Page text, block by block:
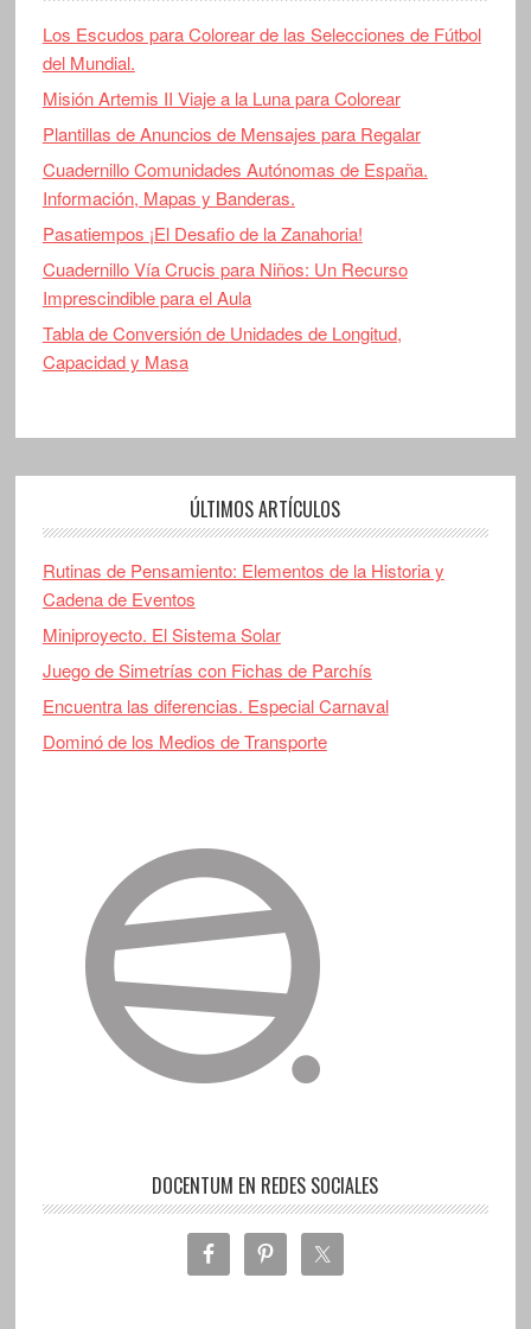
Los Escudos para Colorear de las Selecciones de Fútbol
del Mundial.
Misión Artemis II Viaje a la Luna para Colorear
Plantillas de Anuncios de Mensajes para Regalar
Cuadernillo Comunidades Autónomas de España.
Información, Mapas y Banderas.
Pasatiempos ¡El Desafio de la Zanahoria!
Cuadernillo Vía Crucis para Niños: Un Recurso
Imprescindible para el Aula
Tabla de Conversión de Unidades de Longitud,
Capacidad y Masa
ÚLTIMOS ARTÍCULOS
Rutinas de Pensamiento: Elementos de la Historia y
Cadena de Eventos
Miniproyecto. El Sistema Solar
Juego de Simetrías con Fichas de Parchís
Encuentra las diferencias. Especial Carnaval
Dominó de los Medios de Transporte
DOCENTUM EN REDES SOCIALES